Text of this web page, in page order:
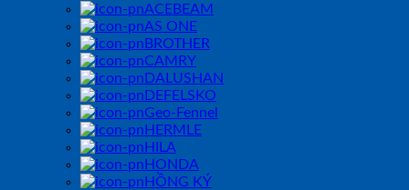
ACEBEAM
AS ONE
BROTHER
CAMRY
DALUSHAN
DEFELSKO
Geo-Fennel
HERMLE
HILA
HONDA
HỒNG KÝ